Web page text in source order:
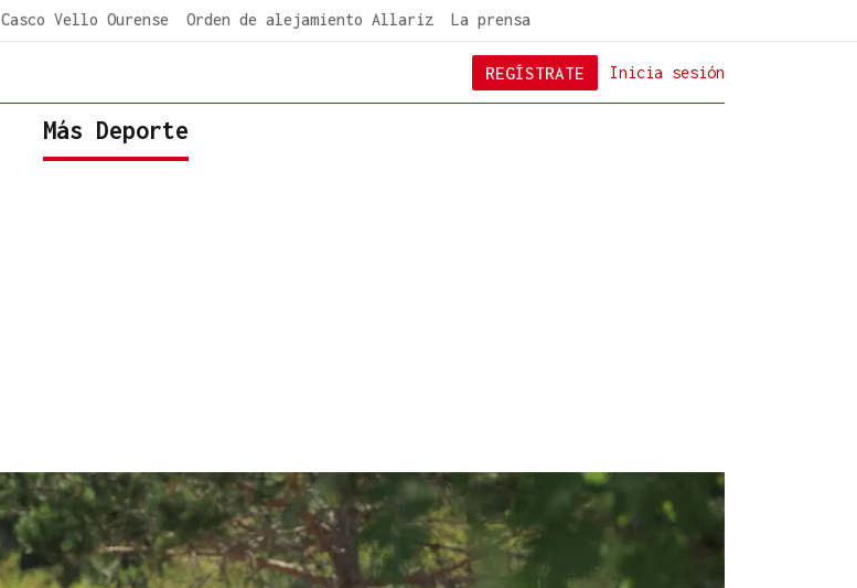
Casco Vello Ourense Orden de alejamiento Allariz La prensa
Inicia sesión
REGÍSTRATE
Más Deporte